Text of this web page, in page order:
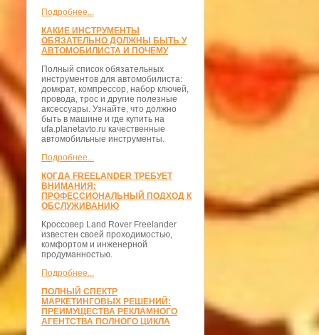
Подробнее...
КАКИЕ ИНСТРУМЕНТЫ
ОБЯЗАТЕЛЬНО ДОЛЖНЫ БЫТЬ У
АВТОМОБИЛИСТА И ПОЧЕМУ
Полный список обязательных
инструментов для автомобилиста:
домкрат, компрессор, набор ключей,
провода, трос и другие полезные
аксессуары. Узнайте, что должно
быть в машине и где купить на
ufa.planetavto.ru качественные
автомобильные инструменты.
Подробнее...
КОГДА FREELANDER ТРЕБУЕТ
ВНИМАНИЯ:
ПРОФЕССИОНАЛЬНЫЙ ПОДХОД К
ОБСЛУЖИВАНИЮ
Кроссовер Land Rover Freelander
известен своей проходимостью,
комфортом и инженерной
продуманностью.
Подробнее...
ПОЛНЫЙ СПЕКТР
МАРКЕТИНГОВЫХ РЕШЕНИЙ:
ПРЕИМУЩЕСТВА РЕКЛАМНОГО
АГЕНТСТВА ПОЛНОГО ЦИКЛА